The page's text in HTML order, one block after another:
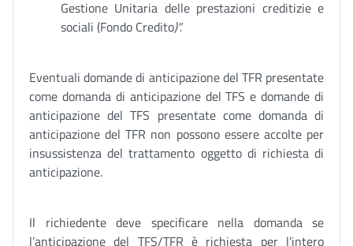
Gestione Unitaria delle prestazioni creditizie e
sociali (Fondo Credito)”.
Eventuali domande di anticipazione del TFR presentate
come domanda di anticipazione del TFS e domande di
anticipazione del TFS presentate come domanda di
anticipazione del TFR non possono essere accolte per
insussistenza del trattamento oggetto di richiesta di
anticipazione.
Il richiedente deve specificare nella domanda se
l’anticipazione del TFS/TFR è richiesta per l’intero